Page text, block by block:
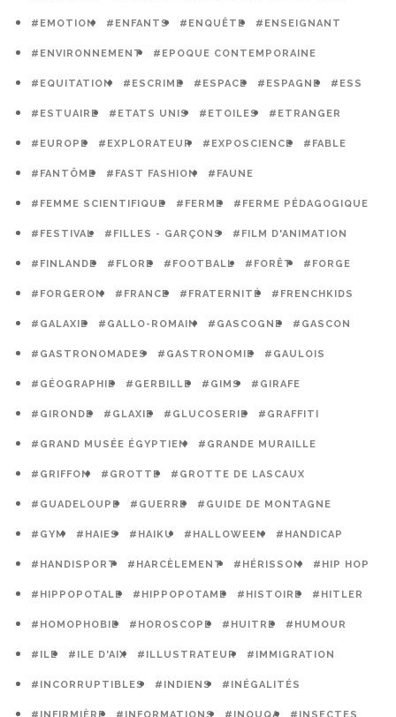
#EMOTION #ENFANTS #ENQUÊTE #ENSEIGNANT
#ENVIRONNEMENT #EPOQUE CONTEMPORAINE
#EQUITATION #ESCRIME #ESPACE #ESPAGNE #ESS
#ESTUAIRE #ETATS UNIS #ETOILES #ETRANGER
#EUROPE #EXPLORATEUR #EXPOSCIENCE #FABLE
#FANTÔME #FAST FASHION #FAUNE
#FEMME SCIENTIFIQUE #FERME #FERME PÉDAGOGIQUE
#FESTIVAL #FILLES - GARÇONS #FILM D'ANIMATION
#FINLANDE #FLORE #FOOTBALL #FORÊT #FORGE
#FORGERON #FRANCE #FRATERNITÉ #FRENCHKIDS
#GALAXIE #GALLO-ROMAIN #GASCOGNE #GASCON
#GASTRONOMADES #GASTRONOMIE #GAULOIS
#GÉOGRAPHIE #GERBILLE #GIMS #GIRAFE
#GIRONDE #GLAXIE #GLUCOSERIE #GRAFFITI
#GRAND MUSÉE ÉGYPTIEN #GRANDE MURAILLE
#GRIFFON #GROTTE #GROTTE DE LASCAUX
#GUADELOUPE #GUERRE #GUIDE DE MONTAGNE
#GYM #HAIES #HAIKU #HALLOWEEN #HANDICAP
#HANDISPORT #HARCÈLEMENT #HÉRISSON #HIP HOP
#HIPPOPOTALE #HIPPOPOTAME #HISTOIRE #HITLER
#HOMOPHOBIE #HOROSCOPE #HUITRE #HUMOUR
#ILE #ILE D'AIX #ILLUSTRATEUR #IMMIGRATION
#INCORRUPTIBLES #INDIENS #INÉGALITÉS